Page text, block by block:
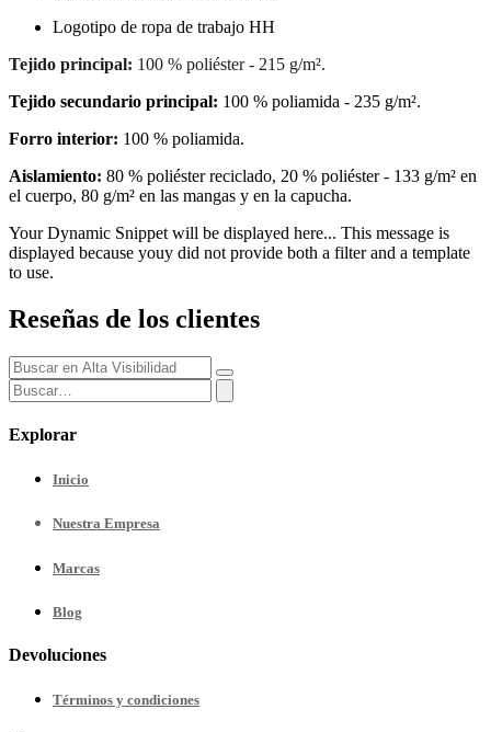
Logotipo de ropa de trabajo HH
Tejido principal: 100 % poliéster - 215 g/m².
Tejido secundario principal: 100 % poliamida - 235 g/m².
Forro interior: 100 % poliamida.
Aislamiento: 80 % poliéster reciclado, 20 % poliéster - 133 g/m² en
el cuerpo, 80 g/m² en las mangas y en la capucha.
Your Dynamic Snippet will be displayed here... This message is
displayed because youy did not provide both a filter and a template
to use.
Reseñas de los clientes
Explorar
Inicio
Nuestra Empresa
Marcas
Blog
Devoluciones
Términos y condiciones